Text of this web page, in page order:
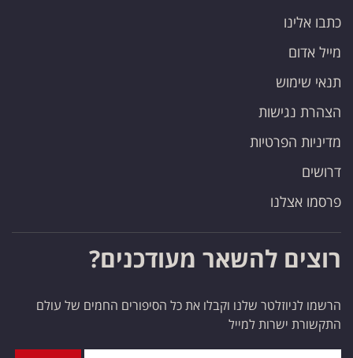
כתבו אלינו
מייל אדום
תנאי שימוש
הצהרת נגישות
מדיניות הפרטיות
דרושים
פרסמו אצלנו
רוצים להשאר מעודכנים?
הרשמו לניוזלטר שלנו וקבלו את כל הסיפורים החמים של עולם
התקשורת ישרות למייל